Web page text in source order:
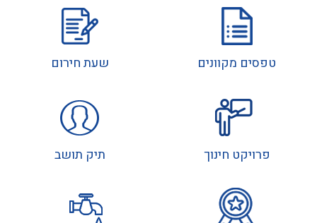
טפסים מקוונים שעת חירום
פרויקט חינוך תיק תושב